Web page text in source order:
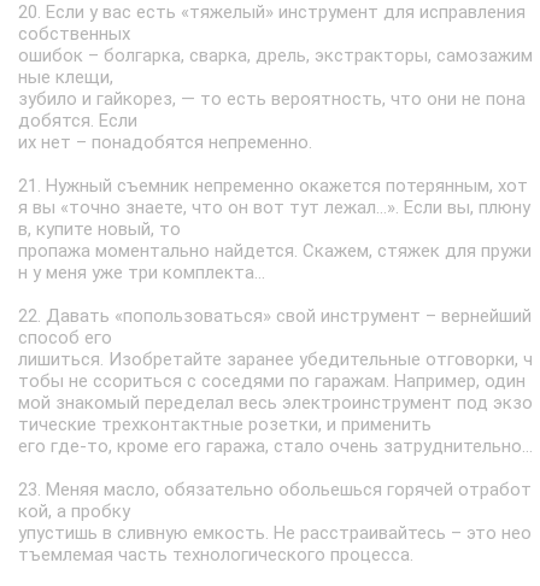
20. Если у вас есть «тяжелый» инструмент для исправления
собственных
ошибок – болгарка, сварка, дрель, экстракторы, самозажим
ные клещи,
зубило и гайкорез, — то есть вероятность, что они не пона
добятся. Если
их нет – понадобятся непременно.
21. Нужный съемник непременно окажется потерянным, хот
я вы «точно знаете, что он вот тут лежал…». Если вы, плюну
в, купите новый, то
пропажа моментально найдется. Скажем, стяжек для пружи
н у меня уже три комплекта…
22. Давать «попользоваться» свой инструмент – вернейший
способ его
лишиться. Изобретайте заранее убедительные отговорки, ч
тобы не ссориться с соседями по гаражам. Например, один
мой знакомый переделал весь электроинструмент под экзо
тические трехконтактные розетки, и применить
его где-то, кроме его гаража, стало очень затруднительно…
23. Меняя масло, обязательно обольешься горячей отработ
кой, а пробку
упустишь в сливную емкость. Не расстраивайтесь – это нео
тъемлемая часть технологического процесса.